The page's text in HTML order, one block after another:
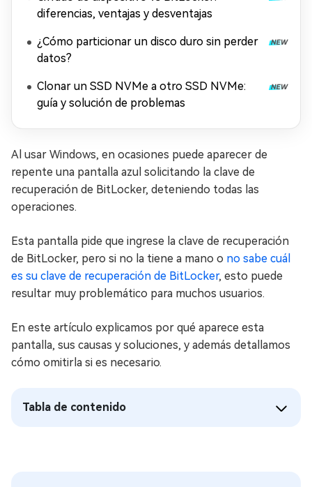
diferencias, ventajas y desventajas
¿Cómo particionar un disco duro sin perder
datos?
Clonar un SSD NVMe a otro SSD NVMe:
guía y solución de problemas
Al usar Windows, en ocasiones puede aparecer de
repente una pantalla azul solicitando la clave de
recuperación de BitLocker, deteniendo todas las
operaciones.
Esta pantalla pide que ingrese la clave de recuperación
de BitLocker, pero si no la tiene a mano o no sabe cuál
es su clave de recuperación de BitLocker, esto puede
resultar muy problemático para muchos usuarios.
En este artículo explicamos por qué aparece esta
pantalla, sus causas y soluciones, y además detallamos
cómo omitirla si es necesario.
Tabla de contenido